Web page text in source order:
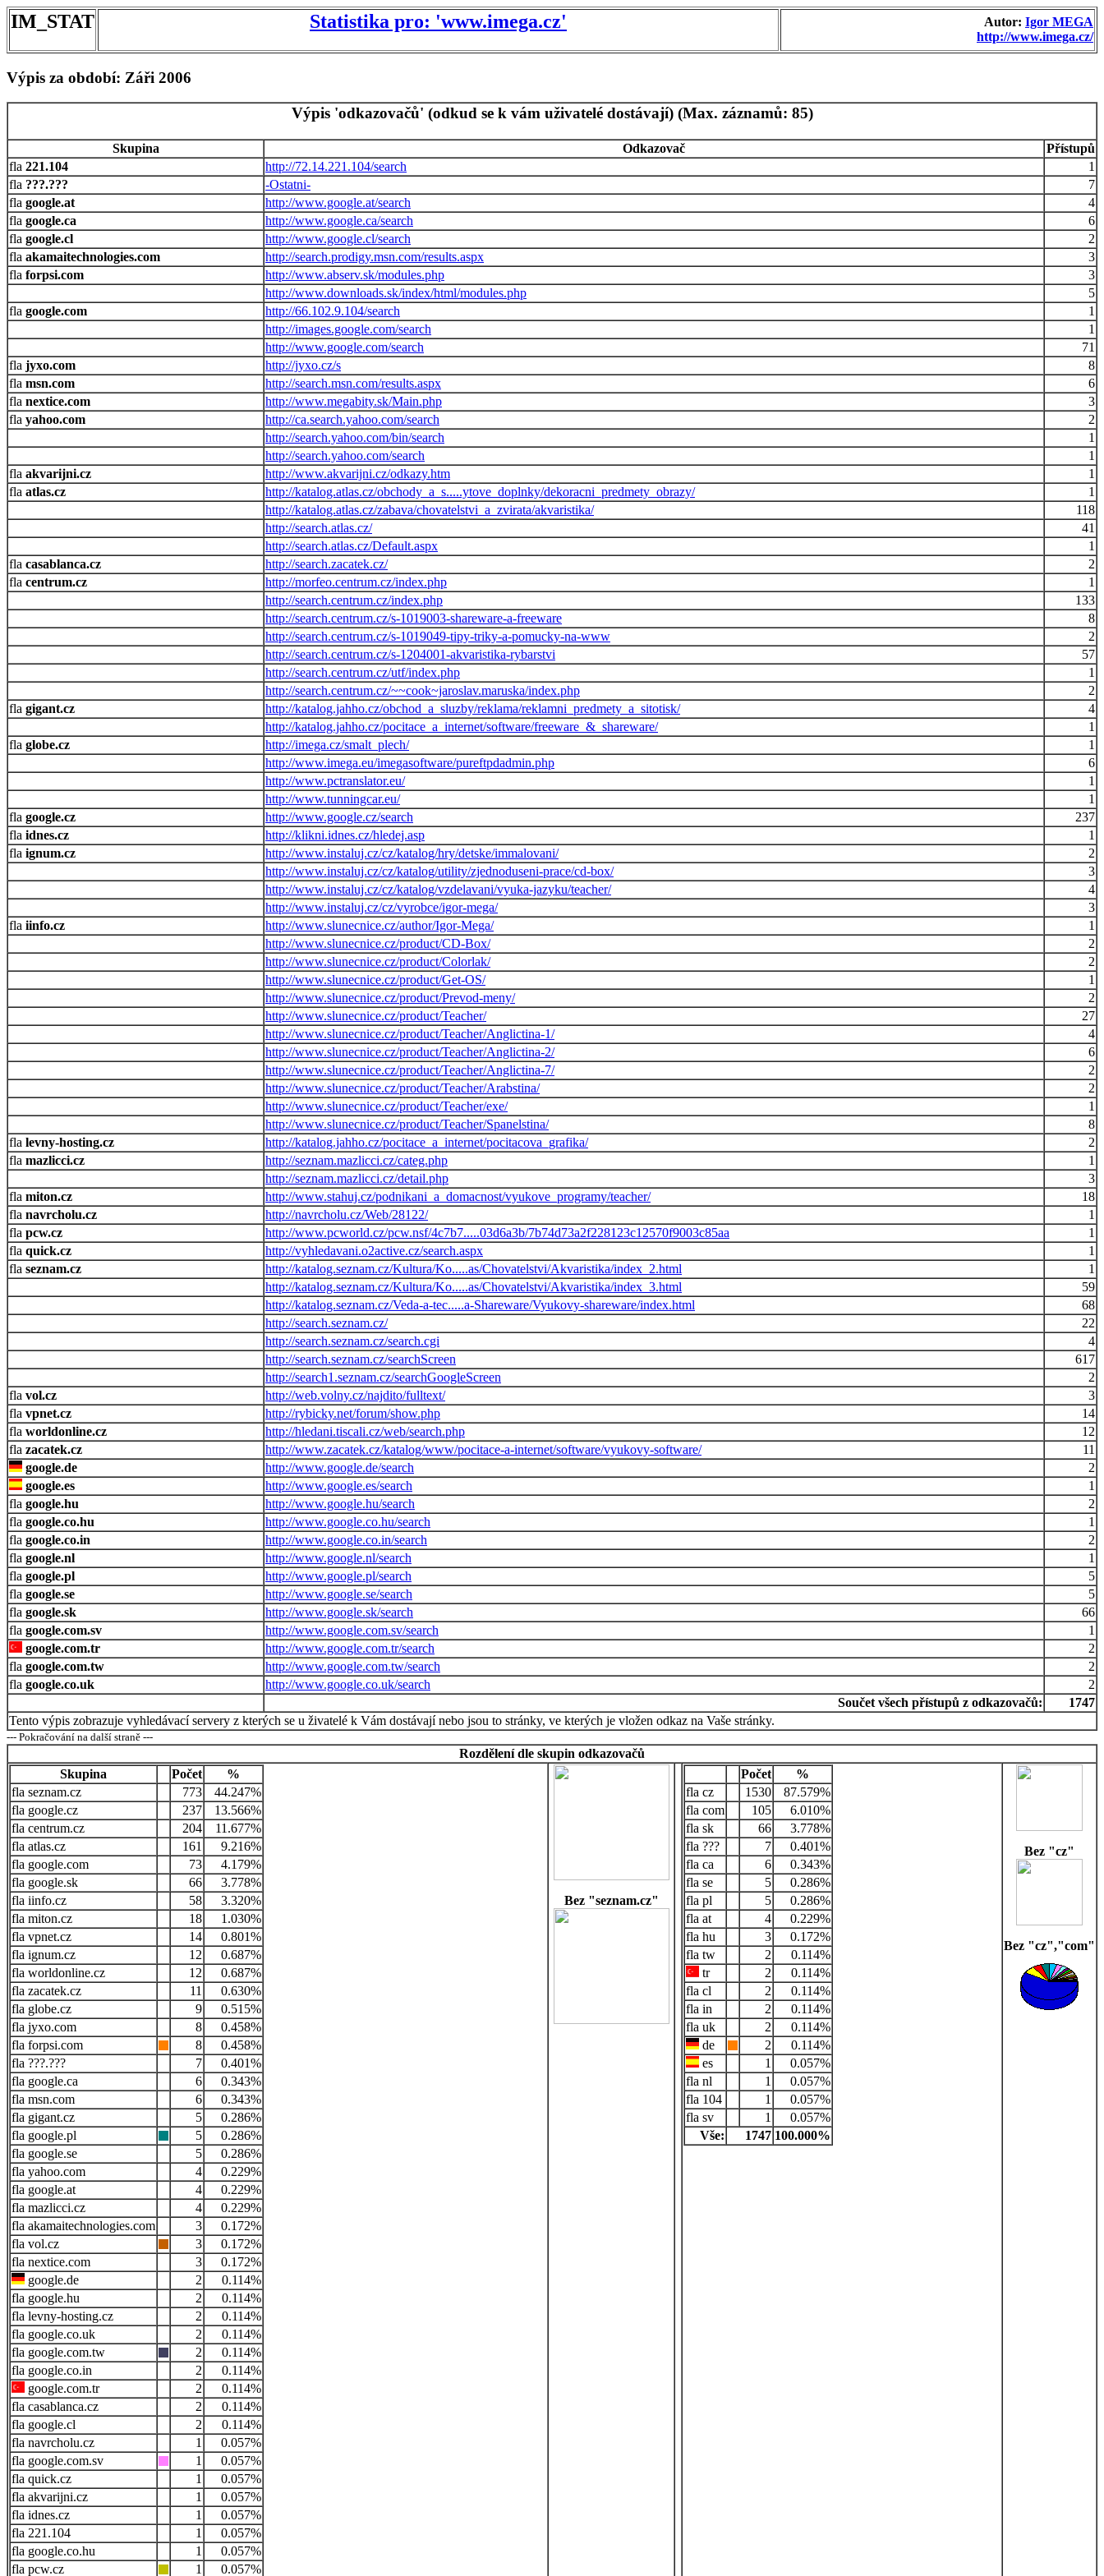
IM_STAT Statistika pro: 'www.imega.cz' Autor: Igor MEGA
http://www.imega.cz/
Výpis za období: Záři 2006
Výpis 'odkazovačů' (odkud se k vám uživatelé dostávají) (Max. záznamů: 85)
Skupina Odkazovač
Přístupů
221.104
http://72.14.221.104/search
1
???.???
-Ostatni-
7
google.at
http://www.google.at/search
4
google.ca
http://www.google.ca/search
6
google.cl
http://www.google.cl/search
2
akamaitechnologies.com
http://search.prodigy.msn.com/results.aspx
3
forpsi.com
http://www.abserv.sk/modules.php
3
http://www.downloads.sk/index/html/modules.php
5
google.com
http://66.102.9.104/search
1
http://images.google.com/search
1
http://www.google.com/search
71
jyxo.com
http://jyxo.cz/s
8
msn.com
http://search.msn.com/results.aspx
6
nextice.com
http://www.megabity.sk/Main.php
3
yahoo.com
http://ca.search.yahoo.com/search
2
http://search.yahoo.com/bin/search
1
http://search.yahoo.com/search
1
akvarijni.cz
http://www.akvarijni.cz/odkazy.htm
1
atlas.cz
http://katalog.atlas.cz/obchody_a_s.....ytove_doplnky/dekoracni_predmety_obrazy/
1
http://katalog.atlas.cz/zabava/chovatelstvi_a_zvirata/akvaristika/
118
http://search.atlas.cz/
41
http://search.atlas.cz/Default.aspx
1
casablanca.cz
http://search.zacatek.cz/
2
centrum.cz
http://morfeo.centrum.cz/index.php
1
http://search.centrum.cz/index.php
133
http://search.centrum.cz/s-1019003-shareware-a-freeware
8
http://search.centrum.cz/s-1019049-tipy-triky-a-pomucky-na-www
2
http://search.centrum.cz/s-1204001-akvaristika-rybarstvi
57
http://search.centrum.cz/utf/index.php
1
http://search.centrum.cz/~~cook~jaroslav.maruska/index.php
2
gigant.cz
http://katalog.jahho.cz/obchod_a_sluzby/reklama/reklamni_predmety_a_sitotisk/
4
http://katalog.jahho.cz/pocitace_a_internet/software/freeware_&_shareware/
1
globe.cz
http://imega.cz/smalt_plech/
1
http://www.imega.eu/imegasoftware/pureftpdadmin.php
6
http://www.pctranslator.eu/
1
http://www.tunningcar.eu/
1
google.cz
http://www.google.cz/search
237
idnes.cz
http://klikni.idnes.cz/hledej.asp
1
ignum.cz
http://www.instaluj.cz/cz/katalog/hry/detske/immalovani/
2
http://www.instaluj.cz/cz/katalog/utility/zjednoduseni-prace/cd-box/
3
http://www.instaluj.cz/cz/katalog/vzdelavani/vyuka-jazyku/teacher/
4
http://www.instaluj.cz/cz/vyrobce/igor-mega/
3
iinfo.cz
http://www.slunecnice.cz/author/Igor-Mega/
1
http://www.slunecnice.cz/product/CD-Box/
2
http://www.slunecnice.cz/product/Colorlak/
2
http://www.slunecnice.cz/product/Get-OS/
1
http://www.slunecnice.cz/product/Prevod-meny/
2
http://www.slunecnice.cz/product/Teacher/
27
http://www.slunecnice.cz/product/Teacher/Anglictina-1/
4
http://www.slunecnice.cz/product/Teacher/Anglictina-2/
6
http://www.slunecnice.cz/product/Teacher/Anglictina-7/
2
http://www.slunecnice.cz/product/Teacher/Arabstina/
2
http://www.slunecnice.cz/product/Teacher/exe/
1
http://www.slunecnice.cz/product/Teacher/Spanelstina/
8
levny-hosting.cz
http://katalog.jahho.cz/pocitace_a_internet/pocitacova_grafika/
2
mazlicci.cz
http://seznam.mazlicci.cz/categ.php
1
http://seznam.mazlicci.cz/detail.php
3
miton.cz
http://www.stahuj.cz/podnikani_a_domacnost/vyukove_programy/teacher/
18
navrcholu.cz
http://navrcholu.cz/Web/28122/
1
pcw.cz
http://www.pcworld.cz/pcw.nsf/4c7b7.....03d6a3b/7b74d73a2f228123c12570f9003c85aa
1
quick.cz
http://vyhledavani.o2active.cz/search.aspx
1
seznam.cz
http://katalog.seznam.cz/Kultura/Ko.....as/Chovatelstvi/Akvaristika/index_2.html
1
http://katalog.seznam.cz/Kultura/Ko.....as/Chovatelstvi/Akvaristika/index_3.html
59
http://katalog.seznam.cz/Veda-a-tec.....a-Shareware/Vyukovy-shareware/index.html
68
http://search.seznam.cz/
22
http://search.seznam.cz/search.cgi
4
http://search.seznam.cz/searchScreen
617
http://search1.seznam.cz/searchGoogleScreen
2
vol.cz
http://web.volny.cz/najdito/fulltext/
3
vpnet.cz
http://rybicky.net/forum/show.php
14
worldonline.cz
http://hledani.tiscali.cz/web/search.php
12
zacatek.cz
http://www.zacatek.cz/katalog/www/pocitace-a-internet/software/vyukovy-software/
11
google.de
http://www.google.de/search
2
google.es
http://www.google.es/search
1
google.hu
http://www.google.hu/search
2
google.co.hu
http://www.google.co.hu/search
1
google.co.in
http://www.google.co.in/search
2
google.nl
http://www.google.nl/search
1
google.pl
http://www.google.pl/search
5
google.se
http://www.google.se/search
5
google.sk
http://www.google.sk/search
66
google.com.sv
http://www.google.com.sv/search
1
google.com.tr
http://www.google.com.tr/search
2
google.com.tw
http://www.google.com.tw/search
2
google.co.uk
http://www.google.co.uk/search
2
Součet všech přístupů z odkazovačů:
1747
Tento výpis zobrazuje vyhledávací servery z kterých se u živatelé k Vám dostávají nebo jsou to stránky, ve kterých je vložen odkaz na Vaše stránky.
--- Pokračování na další straně ---
Rozdělení dle skupin odkazovačů
Skupina
Počet
%
seznam.cz
773
44.247%
google.cz
237
13.566%
centrum.cz
204
11.677%
atlas.cz
161
9.216%
google.com
73
4.179%
google.sk
66
3.778%
iinfo.cz
58
3.320%
miton.cz
18
1.030%
vpnet.cz
14
0.801%
ignum.cz
12
0.687%
worldonline.cz
12
0.687%
zacatek.cz
11
0.630%
globe.cz
9
0.515%
jyxo.com
8
0.458%
forpsi.com
8
0.458%
???.???
7
0.401%
google.ca
6
0.343%
msn.com
6
0.343%
gigant.cz
5
0.286%
google.pl
5
0.286%
google.se
5
0.286%
yahoo.com
4
0.229%
google.at
4
0.229%
mazlicci.cz
4
0.229%
akamaitechnologies.com
3
0.172%
vol.cz
3
0.172%
nextice.com
3
0.172%
google.de
2
0.114%
google.hu
2
0.114%
levny-hosting.cz
2
0.114%
google.co.uk
2
0.114%
google.com.tw
2
0.114%
google.co.in
2
0.114%
google.com.tr
2
0.114%
casablanca.cz
2
0.114%
google.cl
2
0.114%
navrcholu.cz
1
0.057%
google.com.sv
1
0.057%
quick.cz
1
0.057%
akvarijni.cz
1
0.057%
idnes.cz
1
0.057%
221.104
1
0.057%
google.co.hu
1
0.057%
pcw.cz
1 0.057%
Bez "seznam.cz"
Počet
%
cz
1530
87.579%
com
105
6.010%
sk
66
3.778%
???
7
0.401%
ca
6
0.343%
se
5
0.286%
pl
5
0.286%
at
4
0.229%
hu
3
0.172%
tw
2
0.114%
tr
2
0.114%
cl
2
0.114%
in
2
0.114%
uk
2
0.114%
de
2
0.114%
es
1
0.057%
nl
1
0.057%
104
1
0.057%
sv
1
0.057%
Vše:
1747 100.000%
Bez "cz"
Bez "cz","com"